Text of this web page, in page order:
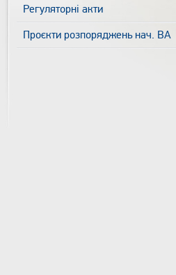
Регуляторні акти
Проєкти розпоряджень нач. ВА